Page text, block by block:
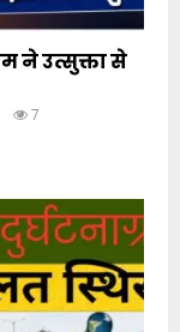
ने उत्सुक्ता से
7